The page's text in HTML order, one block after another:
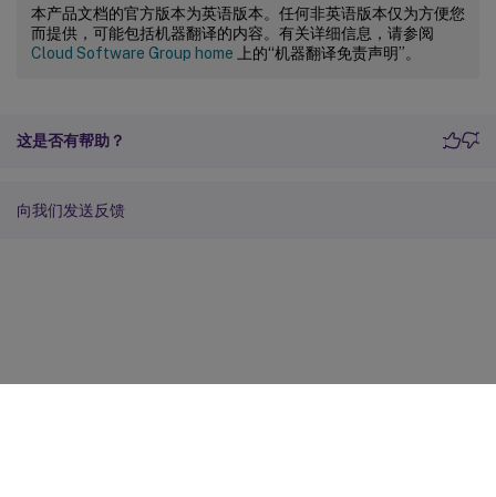
本产品文档的官方版本为英语版本。任何非英语版本仅为方便您
而提供，可能包括机器翻译的内容。有关详细信息，请参阅
Cloud Software Group home 上的“机器翻译免责声明”。
这是否有帮助？
向我们发送反馈